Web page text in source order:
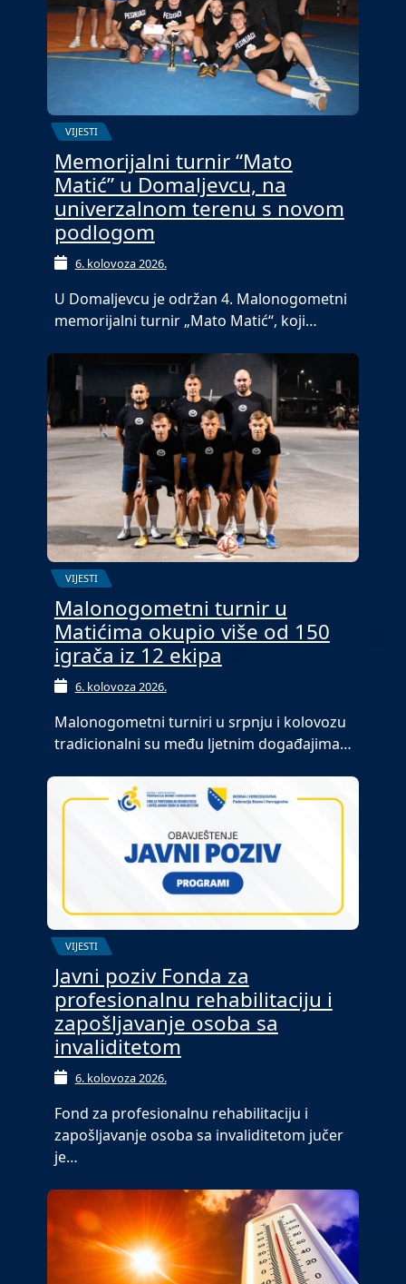
VIJESTI
Memorijalni turnir “Mato
Matić” u Domaljevcu, na
univerzalnom terenu s novom
podlogom
6. kolovoza 2026.
U Domaljevcu je održan 4. Malonogometni
memorijalni turnir „Mato Matić“, koji…
VIJESTI
Malonogometni turnir u
Matićima okupio više od 150
igrača iz 12 ekipa
6. kolovoza 2026.
Malonogometni turniri u srpnju i kolovozu
tradicionalni su među ljetnim događajima…
VIJESTI
Javni poziv Fonda za
profesionalnu rehabilitaciju i
zapošljavanje osoba sa
invaliditetom
6. kolovoza 2026.
Fond za profesionalnu rehabilitaciju i
zapošljavanje osoba sa invaliditetom jučer
je…